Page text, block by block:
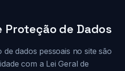
Proteção de Dados
dados pessoais no site são
com a Lei Geral de